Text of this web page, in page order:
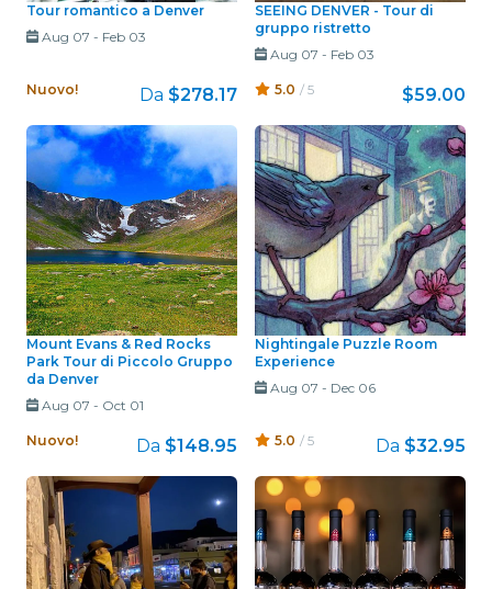
Tour romantico a Denver
Aug 07 - Feb 03
Nuovo! Da $278.17
SEEING DENVER - Tour di
gruppo ristretto
Aug 07 - Feb 03
5.0 / 5 $59.00
Mount Evans & Red Rocks
Park Tour di Piccolo Gruppo
da Denver
Aug 07 - Oct 01
Nuovo! Da $148.95
Nightingale Puzzle Room
Experience
Aug 07 - Dec 06
5.0 / 5 Da $32.95